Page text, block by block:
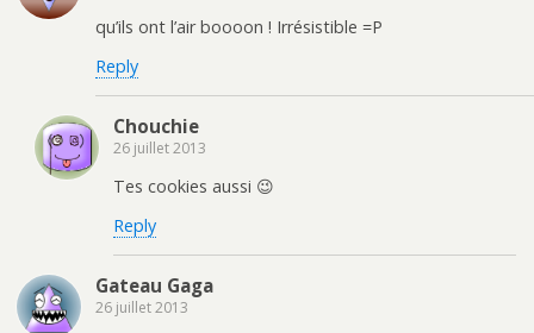
qu’ils ont l’air boooon ! Irrésistible =P
Reply
Chouchie
26 juillet 2013
Tes cookies aussi 😉
Reply
Gateau Gaga
26 juillet 2013